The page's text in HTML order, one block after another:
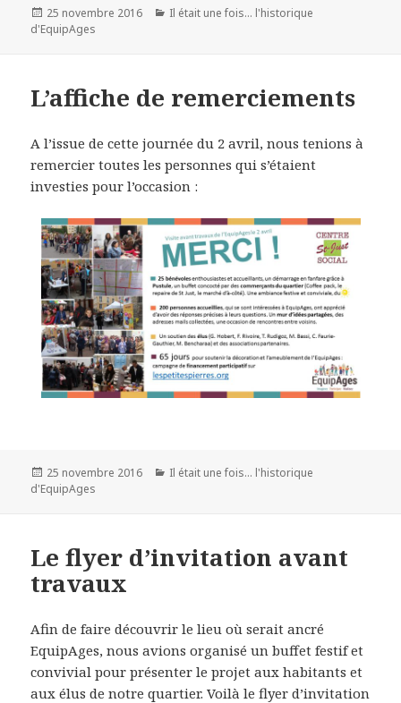
25 novembre 2016
Il était une fois... l'historique
d'EquipAges
L’affiche de remerciements
A l’issue de cette journée du 2 avril, nous tenions à
remercier toutes les personnes qui s’étaient
investies pour l’occasion :
25 novembre 2016
Il était une fois... l'historique
d'EquipAges
Le flyer d’invitation avant
travaux
Afin de faire découvrir le lieu où serait ancré
EquipAges, nous avions organisé un buffet festif et
convivial pour présenter le projet aux habitants et
aux élus de notre quartier. Voilà le flyer d’invitation